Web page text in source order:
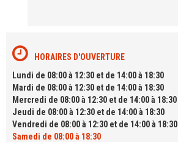
HORAIRES D'OUVERTURE
Lundi de 08:00 à 12:30 et de 14:00 à 18:30
Mardi de 08:00 à 12:30 et de 14:00 à 18:30
Mercredi de 08:00 à 12:30 et de 14:00 à 18:30
Jeudi de 08:00 à 12:30 et de 14:00 à 18:30
Vendredi de 08:00 à 12:30 et de 14:00 à 18:30
Samedi de 08:00 à 18:30